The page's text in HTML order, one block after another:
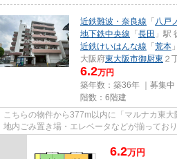
近鉄難波・奈良線 「 八戸
地下鉄中央線 「長田 」駅
近鉄けいはんな線 「荒本
大阪府東大阪市御厨東 ２
6.2万円
築年数：築36年 ｜募集中
階数：6階建
こちらの物件から377m以内に「マルナカ東
地内ごみ置き場・エレベータなどが揃ってお
走式駐車場があります。こちら...
6.2万円